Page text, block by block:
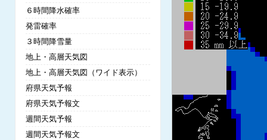
６時間降水確率
発雷確率
３時間降雪量
地上・高層天気図
地上・高層天気図（ワイド表示）
府県天気予報
府県天気予報文
週間天気予報
週間天気予報文